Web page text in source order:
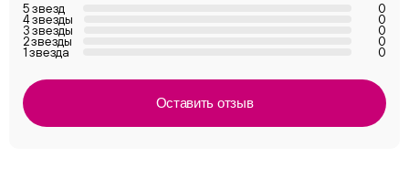
5 звезд 0
4 звезды 0
3 звезды 0
2 звезды 0
1 звезда 0
Оставить отзыв